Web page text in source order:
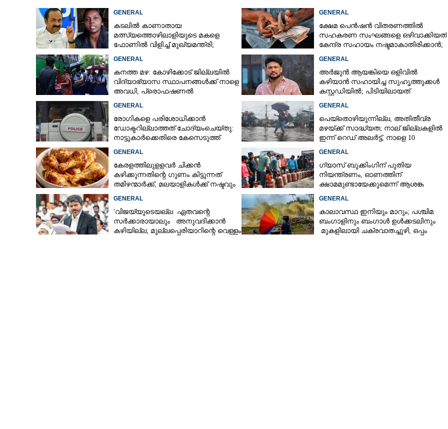
GENERAL
കടലിൽ കാണാതായ
മത്സ്യത്തൊഴിലാളിയുടെ മകളെ
ഫോണിൽ വിളിച്ച് മുഖ്യമന്ത്രി;
GENERAL
ക്ഷേമ പെൻഷൻ വിതരണത്തിൽ
സഹകരണ സംഘങ്ങളെ ഒഴിവാക്കിയത്
കേന്ദ്ര സഹായം നഷ്ടമാകാതിരിക്കാൻ;
GENERAL
കനത്ത മഴ: കോഴിക്കോട് ജില്ലയിൽ
വിദ്യാഭ്യാസ സ്ഥാപനങ്ങൾക്ക് നാളെ
അവധി,​ പ്രൊഫഷണൽ
GENERAL
അർജുൻ ആയങ്കിയെ ഒളിവിൽ
കഴിയാൻ സഹായിച്ച സുഹൃത്തുക്കൾ
കസ്റ്റഡിയിൽ; പിടിയിലായത്
GENERAL
രോഗികളെ പരിശോധിക്കാൻ
ഡോക്ടറില്ലാത്തത് ചോദ്യംചെയ്തു:
നാട്ടുകാർക്കെതിരെ കേസെടുത്ത്
GENERAL
പെയ്തൊഴിയുന്നില്ല, അതിതീവ്ര
മഴയ്ക്ക് സാദ്ധ്യത;​ നാല് ജില്ലകളിൽ
ഇന്ന് റെഡ് അലർട്ട്,​ നാളെ 10
GENERAL
കേരളത്തിലുളളവർ ചിക്കൻ
കഴിക്കുന്നതിന്റെ ഗുണം കിട്ടുന്നത്
തമിഴന്മാർക്ക്, മലയാളികൾക്ക് നഷ്ടവും
GENERAL
ഗ്യാസ് ബുക്കിംഗിന് പുതിയ
നിയന്ത്രണം, ഓണത്തിന്
ക്ഷാമമുണ്ടായേക്കുമെന്ന് ആശങ്ക
GENERAL
'വിജയ്‌യുടെയല്ല ഏതവന്റെ
സർക്കാരായാലും അനുവദിക്കാൻ
കഴിയില്ല; മുല്ലപ്പെരിയാറിന്റെ വെള്ളം
GENERAL
കാലാവസ്ഥ ഇനിയും മാറും; പശ്ചിമ
ബംഗാളിനും ബംഗാൾ ഉൾക്കടലിനും
മുകളിലായി ചക്രവാതച്ചുഴി, ഒപ്പം
കീം: ഫാർമസിയിൽ വിനായക്
നാരായണിന് ഒന്നാം റാങ്ക്
Share this link